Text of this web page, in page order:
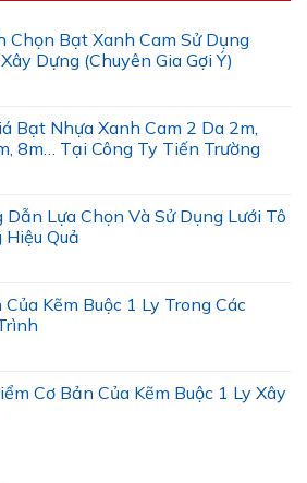
Chọn Bạt Xanh Cam Sử Dụng
Dựng (Chuyên Gia Gợi Ý)
Bạt Nhựa Xanh Cam 2 Da 2m,
8m… Tại Công Ty Tiến Trường
Dẫn Lựa Chọn Và Sử Dụng Lưới Tô
Hiệu Quả
Của Kẽm Buộc 1 Ly Trong Các
Cơ Bản Của Kẽm Buộc 1 Ly Xây